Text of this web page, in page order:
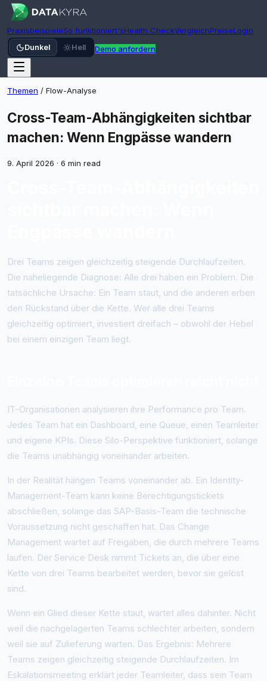
PraxisbeispieleSo funktioniert'sHealth CheckVergleichPreiseLogin
Dunkel Hell Demo anfordern
Themen / Flow-Analyse
Cross-Team-Abhängigkeiten sichtbar
machen: Wenn Engpässe wandern
9. April 2026 · 6 min read
Drei Teams zeigen gleichzeitig steigende Durchlaufzeiten.
Die naheliegende Diagnose: Alle drei haben ein Problem. Die
tatsächliche Ursache: Ein Team staut, und die anderen erben
den Rückstand über die Kette. Wer alle drei Teams
gleichzeitig optimiert, investiert dreifach – obwohl der Hebel
bei einem einzigen Team liegt.
IT-Organisationen analysieren ihre Performance pro Team.
Jedes Team hat ein Dashboard, eine Queue, einen Teamleiter
und eigene KPIs. Diese Silo-Perspektive funktioniert, solange
die Teams unabhängig voneinander arbeiten.
In der Realität hängen Teams voneinander ab. Ein Identity-
Management-Team kann keine Berechtigungstickets
abschließen, solange das SAP-Basis-Team die technische
Voraussetzung nicht geschaffen hat. Das Change
Management wartet auf Freigaben, die durch mehrere Teams
laufen. Der Service Desk nimmt Tickets an, die über eine
Kette von drei Teams bearbeitet werden, bevor sie gelöst
sind.
Wenn ein Glied dieser Kette staut, wartet alles dahinter. Nicht
weil die nachgelagerten Teams schlechter arbeiten, sondern
weil sie auf Zulieferung warten. Das Ergebnis: Mehrere
Teams zeigen gleichzeitig steigende Durchlaufzeiten. Im
Eskalationsmeeting erklärt jeder Teamleiter, dass sein Team